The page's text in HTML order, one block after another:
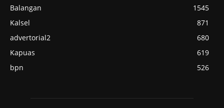
Balangan
1545
Kalsel
871
advertorial2
680
Kapuas
619
bpn
526